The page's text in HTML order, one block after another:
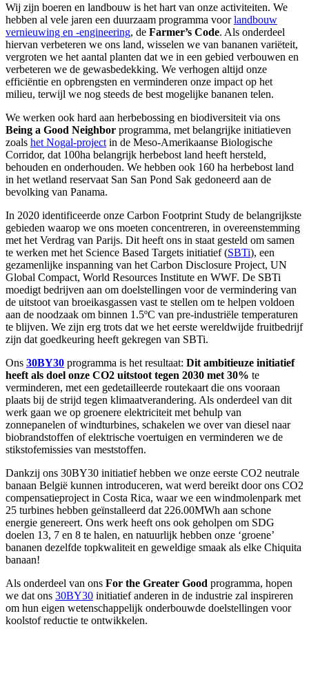
Wij zijn boeren en landbouw is het hart van onze activiteiten. We
hebben al vele jaren een duurzaam programma voorlandbouw
vernieuwing en -engineering, de Farmer’s Code. Als onderdeel
hiervan verbeteren we ons land, wisselen we van bananen variëteit,
vergroten we het aantal planten dat we in een gebied verbouwen en
verbeteren we de gewasbedekking. We verhogen altijd onze
efficiëntie en opbrengsten en verminderen onze impact op het
milieu, terwijl we nog steeds de best mogelijke bananen telen.
We werken ook hard aan herbebossing en biodiversiteit via ons
Being a Good Neighbor programma, met belangrijke initiatieven
zoals het Nogal-project in de Meso-Amerikaanse Biologische
Corridor, dat 100ha belangrijk herbebost land heeft hersteld,
behouden en onderhouden. We hebben ook 160 ha herbebost land
in het wetland reservaat San San Pond Sak gedoneerd aan de
bevolking van Panama.
In 2020 identificeerde onze Carbon Footprint Study de belangrijkste
gebieden waarop we ons moeten concentreren, in overeenstemming
met het Verdrag van Parijs. Dit heeft ons in staat gesteld om samen
te werken met het Science Based Targets initiatief (SBTi), een
gezamenlijke inspanning van het Carbon Disclosure Project, UN
Global Compact, World Resources Institute en WWF. De SBTi
moedigt bedrijven aan om doelstellingen voor de vermindering van
de uitstoot van broeikasgassen vast te stellen om te helpen voldoen
aan de noodzaak om binnen 1.5ºC van pre-industriële temperaturen
te blijven. We zijn erg trots dat we het eerste wereldwijde fruitbedrijf
zijn dat goedkeuring heeft gekregen van SBTi.
Ons 30BY30 programma is het resultaat: Dit ambitieuze initiatief
heeft als doel onze CO2 uitstoot tegen 2030 met 30% te
verminderen, met een gedetailleerde routekaart die ons vooraan
plaats bij de strijd tegen klimaatverandering. Als onderdeel van dit
werk gaan we op groenere elektriciteit met behulp van
zonnepanelen of windturbines, schakelen we over van diesel naar
biobrandstoffen of elektrische voertuigen en verminderen we de
stikstofemissies van meststoffen.
Dankzij ons 30BY30 initiatief hebben we onze eerste CO2 neutrale
banaan België kunnen introduceren, wat werd bereikt door ons CO2
compensatieproject in Costa Rica, waar we een windmolenpark met
25 turbines hebben geïnstalleerd dat 226.00MWh aan schone
energie genereert. Ons werk heeft ons ook geholpen om SDG
doelen 13, 7 en 8 te halen, en natuurlijk hebben onze ‘groene’
bananen dezelfde topkwaliteit en geweldige smaak als elke Chiquita
banaan!
Als onderdeel van ons For the Greater Good programma, hopen
we dat ons 30BY30 initiatief anderen in de industrie zal inspireren
om hun eigen wetenschappelijk onderbouwde doelstellingen voor
koolstof reductie te ontwikkelen.